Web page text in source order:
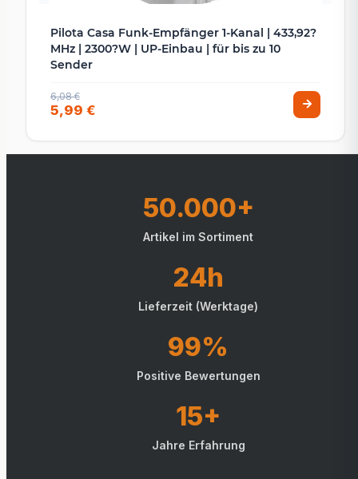
Pilota Casa Funk-Empfänger 1-Kanal | 433,92?
MHz | 2300?W | UP-Einbau | für bis zu 10
Sender
6,08 €
5,99 €
50.000+
Artikel im Sortiment
24h
Lieferzeit (Werktage)
99%
Positive Bewertungen
15+
Jahre Erfahrung